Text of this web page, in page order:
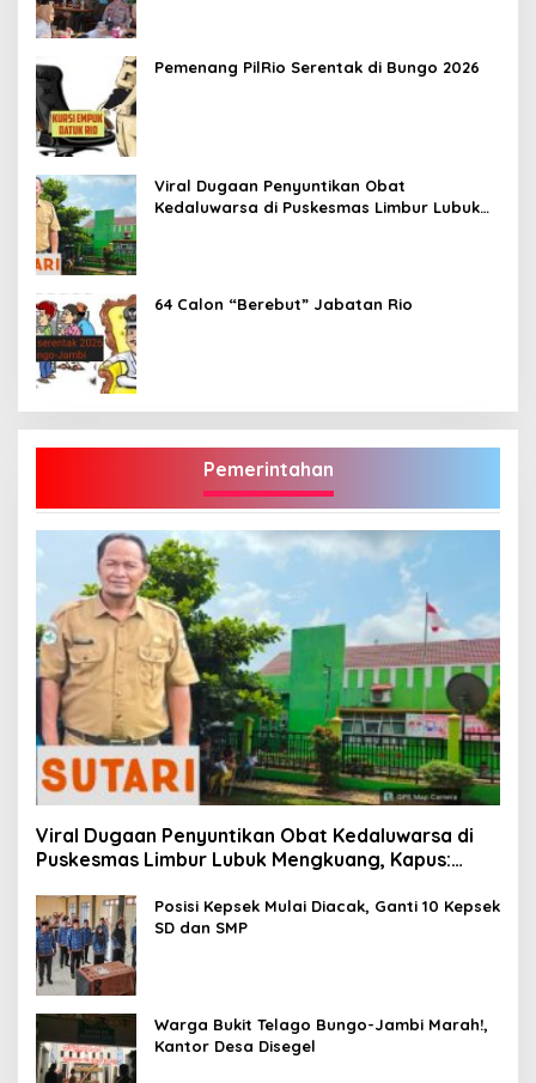
Pemenang PilRio Serentak di Bungo 2026
Viral Dugaan Penyuntikan Obat
Kedaluwarsa di Puskesmas Limbur Lubuk
64 Calon “Berebut” Jabatan Rio
Pemerintahan
Viral Dugaan Penyuntikan Obat Kedaluwarsa di
Puskesmas Limbur Lubuk Mengkuang, Kapus:
Posisi Kepsek Mulai Diacak, Ganti 10 Kepsek
SD dan SMP
Warga Bukit Telago Bungo-Jambi Marah!,
Kantor Desa Disegel